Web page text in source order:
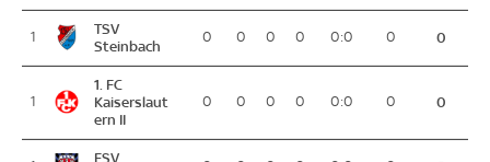
1
TSV
Steinbach
0 0 0 0 0:0 0 0
1
1. FC
Kaiserslaut
ern II
0 0 0 0 0:0 0 0
FSV